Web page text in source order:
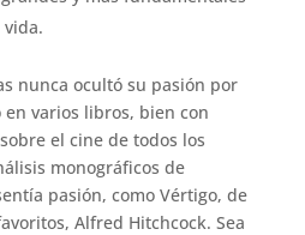
nunca ocultó su pasión por
varios libros, bien con
el cine de todos los
monográficos de
pasión, como Vértigo, de
Alfred Hitchcock. Sea